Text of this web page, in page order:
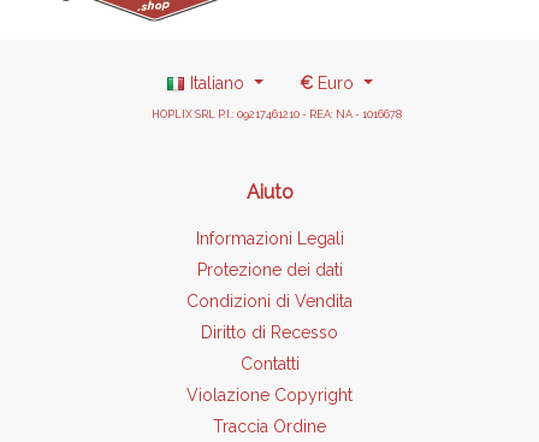
Italiano € Euro
HOPLIX SRL P.I.: 09217461210 - REA: NA - 1016678
Aiuto
Informazioni Legali
Protezione dei dati
Condizioni di Vendita
Diritto di Recesso
Contatti
Violazione Copyright
Traccia Ordine